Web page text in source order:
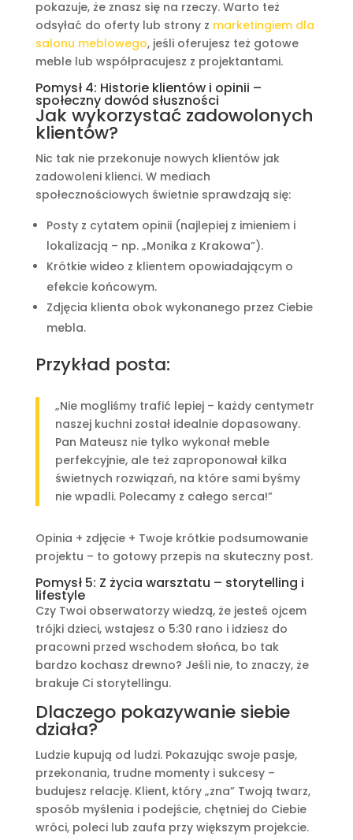
pokazuje, że znasz się na rzeczy. Warto też
odsyłać do oferty lub strony z marketingiem dla
salonu meblowego, jeśli oferujesz też gotowe
meble lub współpracujesz z projektantami.
Pomysł 4: Historie klientów i opinii –
społeczny dowód słuszności
Jak wykorzystać zadowolonych
klientów?
Nic tak nie przekonuje nowych klientów jak
zadowoleni klienci. W mediach
społecznościowych świetnie sprawdzają się:
Posty z cytatem opinii (najlepiej z imieniem i
lokalizacją – np. „Monika z Krakowa”).
Krótkie wideo z klientem opowiadającym o
efekcie końcowym.
Zdjęcia klienta obok wykonanego przez Ciebie
mebla.
Przykład posta:
„Nie mogliśmy trafić lepiej – każdy centymetr
naszej kuchni został idealnie dopasowany.
Pan Mateusz nie tylko wykonał meble
perfekcyjnie, ale też zaproponował kilka
świetnych rozwiązań, na które sami byśmy
nie wpadli. Polecamy z całego serca!”
Opinia + zdjęcie + Twoje krótkie podsumowanie
projektu – to gotowy przepis na skuteczny post.
Pomysł 5: Z życia warsztatu – storytelling i
lifestyle
Czy Twoi obserwatorzy wiedzą, że jesteś ojcem
trójki dzieci, wstajesz o 5:30 rano i idziesz do
pracowni przed wschodem słońca, bo tak
bardzo kochasz drewno? Jeśli nie, to znaczy, że
brakuje Ci storytellingu.
Dlaczego pokazywanie siebie
działa?
Ludzie kupują od ludzi. Pokazując swoje pasje,
przekonania, trudne momenty i sukcesy –
budujesz relację. Klient, który „zna” Twoją twarz,
sposób myślenia i podejście, chętniej do Ciebie
wróci, poleci lub zaufa przy większym projekcie.